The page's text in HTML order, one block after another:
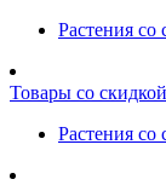
Растения со
Товары со
Растения со